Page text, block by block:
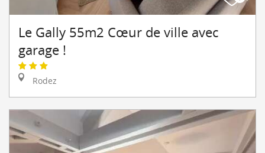
Le Gally 55m2 Cœur de ville avec
garage !
Rodez